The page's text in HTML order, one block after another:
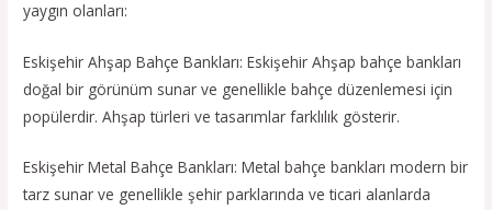
yaygın olanları:
Eskişehir Ahşap Bahçe Bankları: Eskişehir Ahşap bahçe bankları
doğal bir görünüm sunar ve genellikle bahçe düzenlemesi için
popülerdir. Ahşap türleri ve tasarımlar farklılık gösterir.
Eskişehir Metal Bahçe Bankları: Metal bahçe bankları modern bir
tarz sunar ve genellikle şehir parklarında ve ticari alanlarda